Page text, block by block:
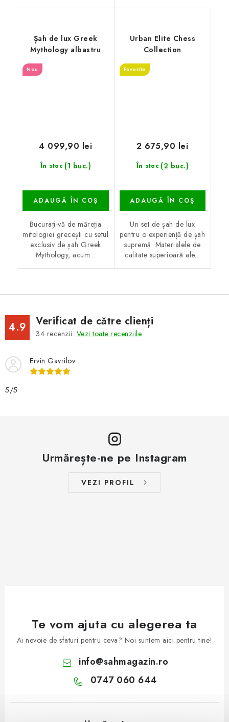
Șah de lux Greek
Mythology albastru
Nou
În stoc (1 buc.)
4 099,90 lei
ADAUGĂ ÎN COŞ
Bucurați-vă de măreția
mitologiei grecești cu setul
exclusiv de șah Greek
Mythology, acum...
Urban Elite Chess
Collection
Favorite
În stoc (2 buc.)
2 675,90 lei
ADAUGĂ ÎN COŞ
Un set de șah de lux
pentru o experiență de șah
supremă. Materialele de
calitate superioară ale...
4.9 Verificat de către clienți
34 recenzii. Vezi toate recenziile
Ervin Gavrilov
5/5
Urmărește-ne pe Instagram
VEZI PROFIL
Te vom ajuta cu alegerea ta
Ai nevoie de sfaturi pentru ceva? Noi suntem aici pentru tine!
info@sahmagazin.ro
0747 060 644